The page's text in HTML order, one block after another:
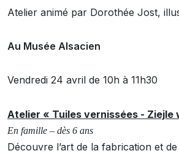
Atelier animé par Dorothée Jost,
Au Musée Alsacien
Vendredi 24 avril de 10h à 11h30
Atelier « Tuiles vernissées - Ziejle
En famille – dès 6 ans
Découvre l’art de la fabrication et